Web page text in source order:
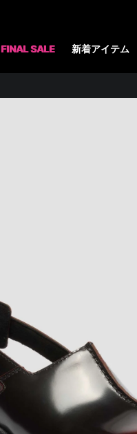
FINAL SALE 新着アイテム